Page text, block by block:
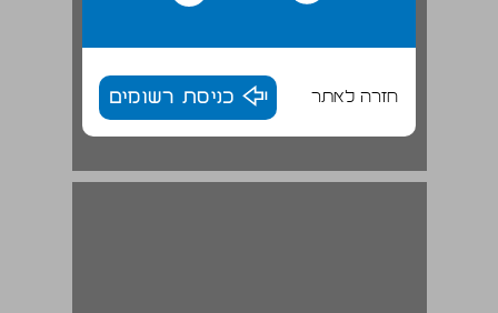
חזרה לאתר כניסת רשומים